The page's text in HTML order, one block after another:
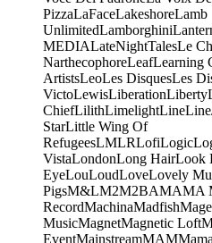
PizzaLaFaceLakeshoreLamb
UnlimitedLamborghini
MEDIALateNightTalesLe
NarthecophoreLeafLearning
ArtistsLeoLes DisquesLes
VictoLewisLiberationLiberty
ChiefLilithLimelightLine
StarLittle Wing Of
RefugeesLMLRLofiLogic
VistaLondonLong HairLook
EyeLouLoudLoveLovely
PigsM&LM2M2BAMAMA
RecordMachinaMadfish
MusicMagnetMagnetic Loft
EventMainstreamMAM